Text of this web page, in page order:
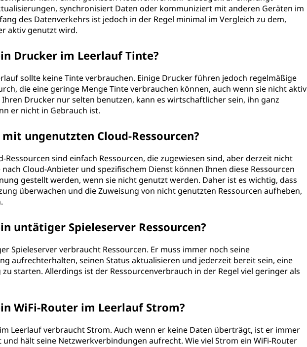
synchronisiert Daten oder kommuniziert mit anderen Geräten im
des Datenverkehrs ist jedoch in der Regel minimal im Vergleich zu dem,
aktiv genutzt wird.
Drucker im Leerlauf Tinte?
sollte keine Tinte verbrauchen. Einige Drucker führen jedoch regelmäßige
die eine geringe Menge Tinte verbrauchen können, auch wenn sie nicht aktiv
Ihren Drucker nur selten benutzen, kann es wirtschaftlicher sein, ihn ganz
er nicht in Gebrauch ist.
ungenutzten Cloud-Ressourcen?
Ressourcen sind einfach Ressourcen, die zugewiesen sind, aber derzeit nicht
nach Cloud-Anbieter und spezifischem Dienst können Ihnen diese Ressourcen
gestellt werden, wenn sie nicht genutzt werden. Daher ist es wichtig, dass
überwachen und die Zuweisung von nicht genutzten Ressourcen aufheben,
untätiger Spieleserver Ressourcen?
Spieleserver verbraucht Ressourcen. Er muss immer noch seine
aufrechterhalten, seinen Status aktualisieren und jederzeit bereit sein, eine
zu starten. Allerdings ist der Ressourcenverbrauch in der Regel viel geringer als
WiFi-Router im Leerlauf Strom?
im Leerlauf verbraucht Strom. Auch wenn er keine Daten überträgt, ist er immer
und hält seine Netzwerkverbindungen aufrecht. Wie viel Strom ein WiFi-Router